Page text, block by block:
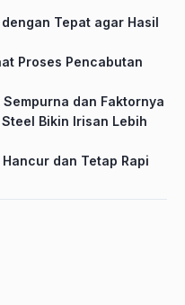
Tepat agar Hasil
Proses Pencabutan
dan Faktornya
Bikin Irisan Lebih
dan Tetap Rapi